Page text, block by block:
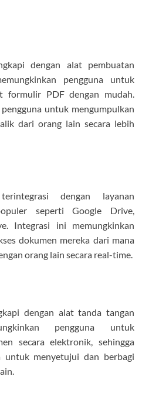
dengan alat pembuatan
pengguna untuk
formulir PDF dengan mudah.
untuk mengumpulkan
dari orang lain secara lebih
dengan layanan
seperti Google Drive,
Integrasi ini memungkinkan
dokumen mereka dari mana
orang lain secara real-time.
dengan alat tanda tangan
pengguna untuk
secara elektronik, sehingga
untuk menyetujui dan berbagi